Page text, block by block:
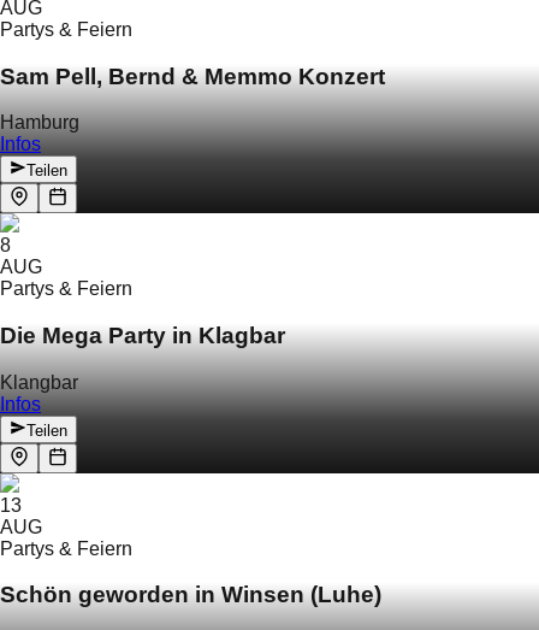
AUG
Partys & Feiern
Sam Pell, Bernd & Memmo Konzert
Hamburg
Infos
Teilen
8
AUG
Partys & Feiern
Die Mega Party in Klagbar
Klangbar
Infos
Teilen
13
AUG
Partys & Feiern
Schön geworden in Winsen (Luhe)